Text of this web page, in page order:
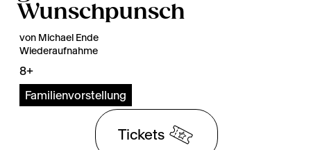
Wunschpunsch
von Michael Ende
Wiederaufnahme
8+
Familienvorstellung
Tickets